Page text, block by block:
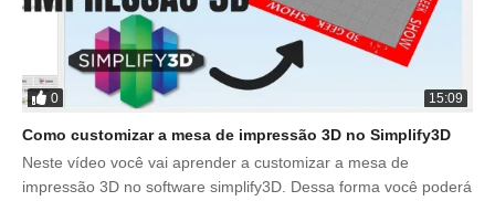
0 15:09
Como customizar a mesa de impressão 3D no Simplify3D
Neste vídeo você vai aprender a customizar a mesa de
impressão 3D no software simplify3D. Dessa forma você poderá